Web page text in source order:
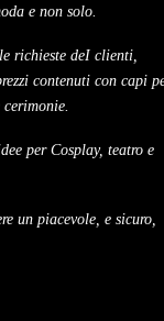
e non solo.
richieste deI clienti,
contenuti con capi
per Cosplay, teatro e
un piacevole, e sicuro,